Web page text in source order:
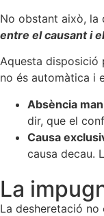
No obstant això, la
entre el causant i
Aquesta disposició
no és automàtica i
Absència
dir, que el
Causa
causa decau.
La
La desheretació